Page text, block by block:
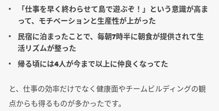
「仕事を早く終わらせて島で遊ぶぞ！」という意識が高ま
って、モチベーションと生産性が上がった
民宿に泊まったことで、毎朝7時半に朝食が提供されて生
活リズムが整った
帰る頃には4人が今まで以上に仲良くなってた
と、仕事の効率だけでなく健康面やチームビルディングの観
点からも得るものが多かったです。